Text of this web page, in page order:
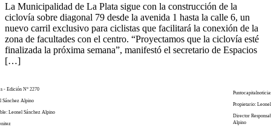
La Municipalidad de La Plata sigue con la construcción de la
ciclovía sobre diagonal 79 desde la avenida 1 hasta la calle 6, un
nuevo carril exclusivo para ciclistas que facilitará la conexión de la
zona de facultades con el centro. “Proyectamos que la ciclovía esté
finalizada la próxima semana”, manifestó el secretario de Espacios
[…]
- Edición N° 2270
Sánchez Alpino
Leonel Sánchez Alpino
Propietario:
Director
Alpino